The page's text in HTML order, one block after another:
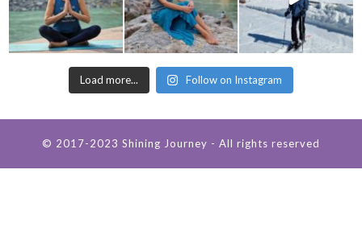
Load more... Follow on Instagram
© 2017-2023 Shining Journey - All rights reserved